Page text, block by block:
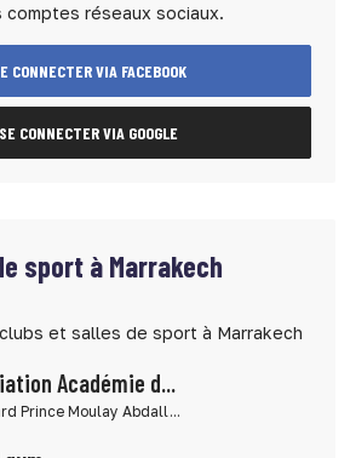
comptes réseaux sociaux.
CONNECTER VIA FACEBOOK
CONNECTER VIA GOOGLE
sport à Marrakech
et salles de sport à Marrakech
Académie d...
Prince Moulay Abdall...